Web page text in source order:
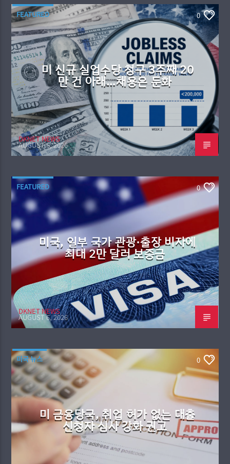
FEATURED 0
미 신규 실업수당 청구 3주째 20
만 건 아래…채용은 둔화
DKNET NEWS
AUGUST 6, 2026
FEATURED 0
미국, 일부 국가 관광·출장 비자에
최대 2만 달러 보증금
DKNET NEWS
AUGUST 6, 2026
미국 뉴스 0
미 금융당국, 취업 허가 없는 대출
신청자 심사 강화 권고